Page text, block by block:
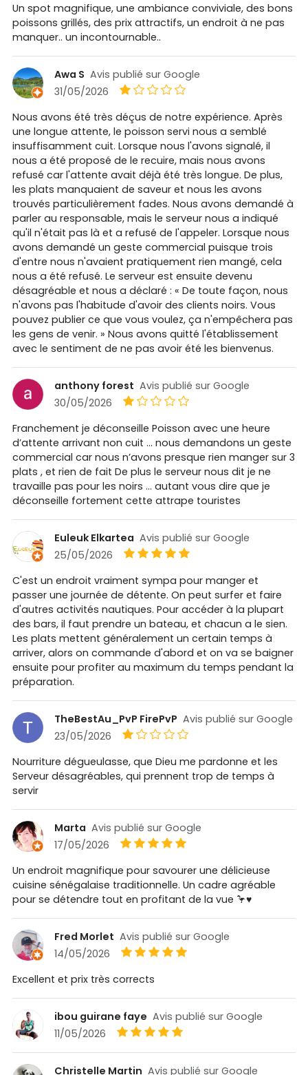
Un spot magnifique, une ambiance conviviale, des bons
poissons grillés, des prix attractifs, un endroit à ne pas
manquer.. un incontournable..
Awa S Avis publié sur Google
31/05/2026
Nous avons été très déçus de notre expérience. Après
une longue attente, le poisson servi nous a semblé
insuffisamment cuit. Lorsque nous l'avons signalé, il
nous a été proposé de le recuire, mais nous avons
refusé car l'attente avait déjà été très longue. De plus,
les plats manquaient de saveur et nous les avons
trouvés particulièrement fades. Nous avons demandé à
parler au responsable, mais le serveur nous a indiqué
qu'il n'était pas là et a refusé de l'appeler. Lorsque nous
avons demandé un geste commercial puisque trois
d'entre nous n'avaient pratiquement rien mangé, cela
nous a été refusé. Le serveur est ensuite devenu
désagréable et nous a déclaré : « De toute façon, nous
n'avons pas l'habitude d'avoir des clients noirs. Vous
pouvez publier ce que vous voulez, ça n'empêchera pas
les gens de venir. » Nous avons quitté l'établissement
avec le sentiment de ne pas avoir été les bienvenus.
anthony forest Avis publié sur Google
30/05/2026
Franchement je déconseille Poisson avec une heure
d’attente arrivant non cuit … nous demandons un geste
commercial car nous n’avons presque rien manger sur 3
plats , et rien de fait De plus le serveur nous dit je ne
travaille pas pour les noirs … autant vous dire que je
déconseille fortement cette attrape touristes
Euleuk Elkartea Avis publié sur Google
25/05/2026
C'est un endroit vraiment sympa pour manger et
passer une journée de détente. On peut surfer et faire
d'autres activités nautiques. Pour accéder à la plupart
des bars, il faut prendre un bateau, et chacun a le sien.
Les plats mettent généralement un certain temps à
arriver, alors on commande d'abord et on va se baigner
ensuite pour profiter au maximum du temps pendant la
préparation.
TheBestAu_PvP FirePvP Avis publié sur Google
23/05/2026
Nourriture dégueulasse, que Dieu me pardonne et les
Serveur désagréables, qui prennent trop de temps à
servir
Marta Avis publié sur Google
17/05/2026
Un endroit magnifique pour savourer une délicieuse
cuisine sénégalaise traditionnelle. Un cadre agréable
pour se détendre tout en profitant de la vue 🦩♥️
Fred Morlet Avis publié sur Google
14/05/2026
Excellent et prix très corrects
ibou guirane faye Avis publié sur Google
11/05/2026
Christelle Martin Avis publié sur Google